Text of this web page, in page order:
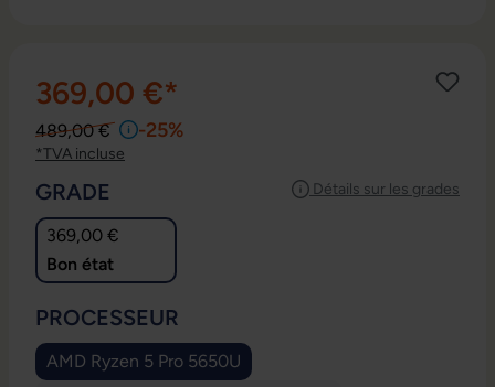
369,00 €*
489,00 € -25%
*TVA incluse
Détails sur les grades
SÉLECTIONNEZ
GRADE
369,00 €
Bon état
SÉLECTIONNEZ
PROCESSEUR
AMD Ryzen 5 Pro 5650U